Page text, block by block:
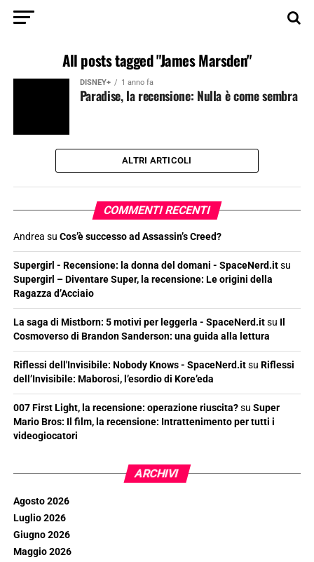
All posts tagged "James Marsden"
DISNEY+ 1 anno fa
Paradise, la recensione: Nulla è come sembra
ALTRI ARTICOLI
COMMENTI RECENTI
Andrea su Cos’è successo ad Assassin’s Creed?
Supergirl - Recensione: la donna del domani - SpaceNerd.itsu
Supergirl – Diventare Super, la recensione: Le origini della
Ragazza d’Acciaio
La saga di Mistborn: 5 motivi per leggerla - SpaceNerd.itsu Il
Cosmoverso di Brandon Sanderson: una guida alla lettura
Riflessi dell'Invisibile: Nobody Knows - SpaceNerd.itsu Riflessi
dell’Invisibile: Maborosi, l’esordio di Kore’eda
007 First Light, la recensione: operazione riuscita?su Super
Mario Bros: Il film, la recensione: Intrattenimento per tutti i
videogiocatori
ARCHIVI
Agosto 2026
Luglio 2026
Giugno 2026
Maggio 2026